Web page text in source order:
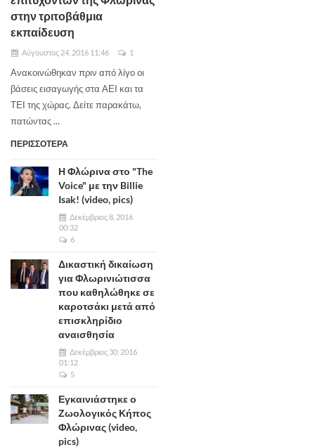
στην τριτοβάθμια
εκπαίδευση
Αύγουστος 24, 2016 11:46 1
Ανακοινώθηκαν πριν από λίγο οι
βάσεις εισαγωγής στα ΑΕΙ και τα
ΤΕΙ της χώρας. Δείτε παρακάτω,
πατώντας ...
ΠΕΡΙΣΣΟΤΕΡΑ
Η Φλώρινα στο "The
Voice" με την Billie
Isak! (video, pics)
Δεκέμβριος 8, 2016
00:32
6
Δικαστική δικαίωση
για Φλωρινιώτισσα
που καθηλώθηκε σε
καροτσάκι μετά από
επισκληρίδιο
αναισθησία
Δεκέμβριος 30, 2016
01:12
5
Εγκαινιάστηκε ο
Ζωολογικός Κήπος
Φλώρινας (video,
pics)